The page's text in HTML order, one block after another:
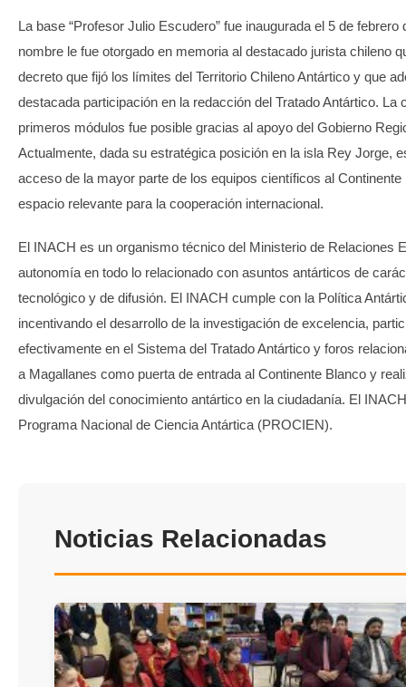
La base “Profesor Julio Escudero” fue inaugurada el 5 de febrero
nombre le fue otorgado en memoria al destacado jurista chileno
decreto que fijó los límites del Territorio Chileno Antártico y que
destacada participación en la redacción del Tratado Antártico. La
primeros módulos fue posible gracias al apoyo del Gobierno
Actualmente, dada su estratégica posición en la isla Rey Jorge,
acceso de la mayor parte de los equipos científicos al Continente
espacio relevante para la cooperación internacional.
El INACH es un organismo técnico del Ministerio de Relaciones
autonomía en todo lo relacionado con asuntos antárticos de
tecnológico y de difusión. El INACH cumple con la Política
incentivando el desarrollo de la investigación de excelencia,
efectivamente en el Sistema del Tratado Antártico y foros
a Magallanes como puerta de entrada al Continente Blanco y
divulgación del conocimiento antártico en la ciudadanía. El
Programa Nacional de Ciencia Antártica (PROCIEN).
Noticias Relacionadas